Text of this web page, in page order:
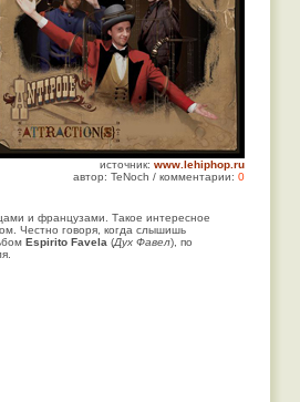
источник: www.lehiphop.ru
автор: TeNoch / комментарии: 0
и французами. Такое интересное
Честно говоря, когда слышишь
Espirito Favela (Дух Фавел), по